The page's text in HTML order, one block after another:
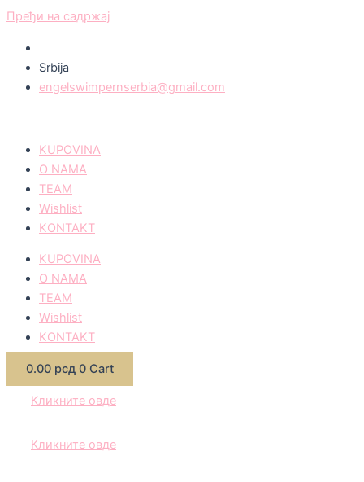
Пређи на садржај
Srbija
engelswimpernserbia@gmail.com
KUPOVINA
O NAMA
TEAM
Wishlist
KONTAKT
KUPOVINA
O NAMA
TEAM
Wishlist
KONTAKT
0.00 рсд 0 Cart
Кликните овде
Кликните овде